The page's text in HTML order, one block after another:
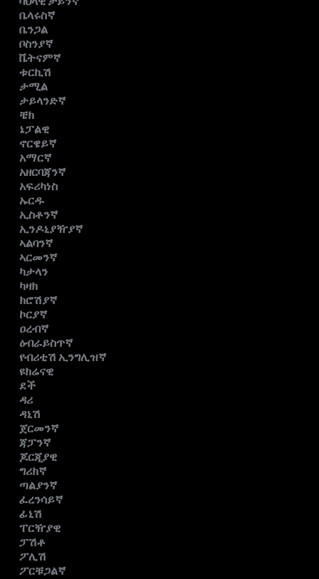
ቤላሩስኛ
ቤንጋል
ቦስንያኛ
ቬትናምኛ
ቱርኪሽ
ታሚል
ታይላንድኛ
ቼክ
ኔፓልዊ
ኖርዌይኛ
አማርኛ
አዘርባጃንኛ
አፍሪካነስ
ኡርዱ
ኢስቶንኛ
ኢንዶኒያዥያኛ
ኣልባንኛ
ኣርመንኛ
ካታላን
ካዛክ
ክሮሽያኛ
ኮርያኛ
ዐረብኛ
ዕብራይስጥኛ
የብሪቲሽ ኢንግሊዝኛ
ዩክሬናዊ
ደች
ዳሪ
ዳኒሽ
ጀርመንኛ
ጃፓንኛ
ጆርጂያዊ
ግሪክኛ
ጣልያንኛ
ፈረንሳይኛ
ፊኒሽ
ፐርዥያዊ
ፓሽቶ
ፖሊሽ
ፖርቹጋልኛ